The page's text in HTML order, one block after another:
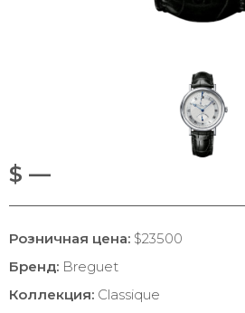
$ —
Розничная цена: $23500
Бренд: Breguet
Коллекция: Classique